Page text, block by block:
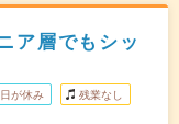
ア層でもシッ
が休み 残業なし